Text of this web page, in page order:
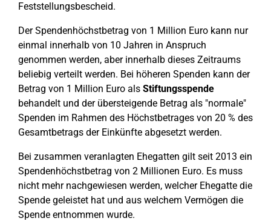
Feststellungsbescheid.
Der Spendenhöchstbetrag von 1 Million Euro kann nur
einmal innerhalb von 10 Jahren in Anspruch
genommen werden, aber innerhalb dieses Zeitraums
beliebig verteilt werden. Bei höheren Spenden kann der
Betrag von 1 Million Euro als Stiftungsspende
behandelt und der übersteigende Betrag als "normale"
Spenden im Rahmen des Höchstbetrages von 20 % des
Gesamtbetrags der Einkünfte abgesetzt werden.
Bei zusammen veranlagten Ehegatten gilt seit 2013 ein
Spendenhöchstbetrag von 2 Millionen Euro. Es muss
nicht mehr nachgewiesen werden, welcher Ehegatte die
Spende geleistet hat und aus welchem Vermögen die
Spende entnommen wurde.